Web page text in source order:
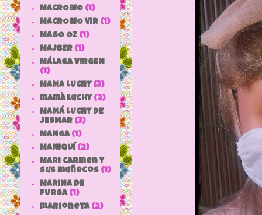
MACROBIO (1)
MACROBIO VIR (1)
MAGO OZ (1)
MAJBER (1)
MÁLAGA VIRGEN
(1)
MAMA LUCHY (3)
mamà luchy (2)
MAMÁ LUCHY DE
JESMAR (3)
MANGA (1)
MANIQUÍ (2)
Mari Carmen y
sus muñecos (1)
MARINA DE
FURGA (1)
marioneta (2)